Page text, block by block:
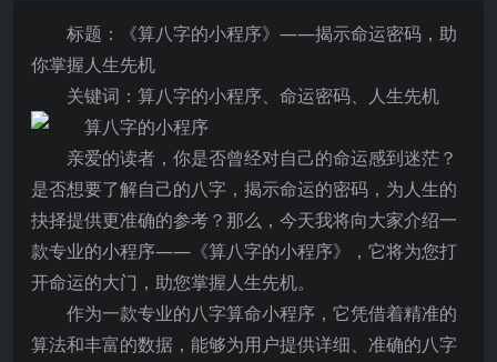
标题：《算八字的小程序》——揭示命运密码，助
你掌握人生先机
关键词：算八字的小程序、命运密码、人生先机
亲爱的读者，你是否曾经对自己的命运感到迷茫？
是否想要了解自己的八字，揭示命运的密码，为人生的
抉择提供更准确的参考？那么，今天我将向大家介绍一
款专业的小程序——《算八字的小程序》，它将为您打
开命运的大门，助您掌握人生先机。
作为一款专业的八字算命小程序，它凭借着精准的
算法和丰富的数据，能够为用户提供详细、准确的八字